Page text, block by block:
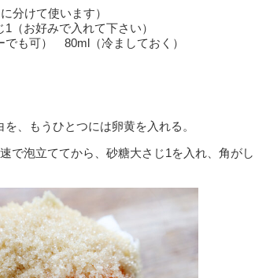
分けて使います）
お好みで入れて下さい）
でも可） 80ml（冷ましておく）
、もうひとつには卵黄を入れる。
泡立ててから、砂糖大さじ1を入れ、角がし